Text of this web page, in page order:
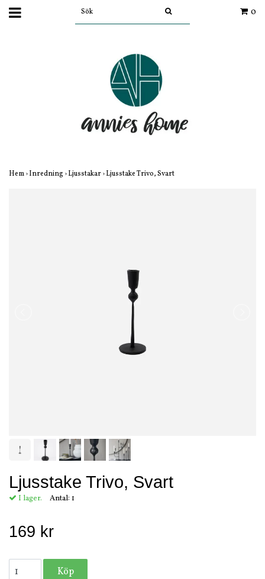
0
Hem›Inredning ›Ljusstakar›Ljusstake Trivo, Svart
Ljusstake Trivo, Svart
I lager. Antal: 1
169 kr